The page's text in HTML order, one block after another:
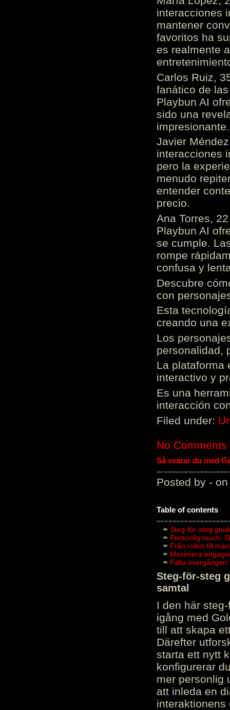
interacciones
mantener
favoritos ha
es realmente
Carlos Ruiz,
fanático de
Playbun AI
sido una
Javier
interacciones
pero la
menudo
entender
precio.
Ana Torres,
Playbun AI
se cumple.
rompe
confusa y
Descubre
con
Esta
creando una
Los
personalidad,
La plataforma
interactivo y
Es una
interacción
Filed under:
No Comments
Så svarar du med
Posted by - on
Table of contents
Steg-för-steg
Personlig touch:
Från robot till
Maximera
Fälla
Steg-för-steg
samtal
I den här
igång med
till att skapa
Därefter
starta ett nytt
konfigurerar
mer personlig
att inleda en
interaktionens